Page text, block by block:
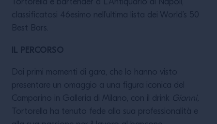
Tortorella è bartender a L’Antiquario di Napoli,
classificatosi 46esimo nell’ultima lista dei World’s 50
Best Bars.
IL PERCORSO
Dai primi momenti di gara, che lo hanno visto
presentare un omaggio a una figura iconica del
Camparino in Galleria di Milano, con il drink Gianni,
Tortorella ha tenuto fede alla sua professionalità e